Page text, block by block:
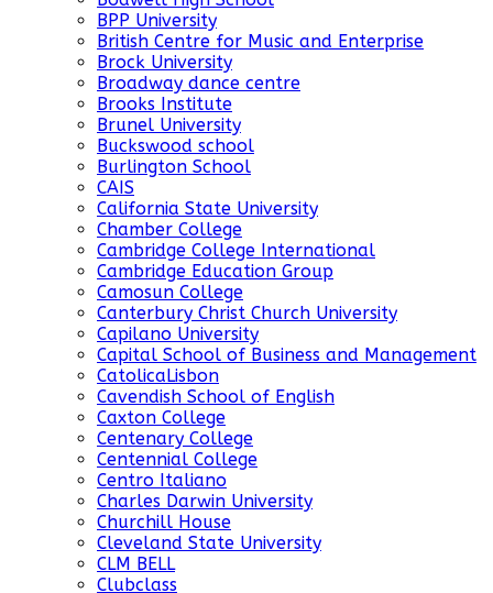
BPP University
British Centre for Music and Enterprise
Brock University
Broadway dance centre
Brooks Institute
Brunel University
Buckswood school
Burlington School
CAIS
California State University
Chamber College
Cambridge College International
Cambridge Education Group
Camosun College
Canterbury Christ Church University
Capilano University
Capital School of Business and Management
CatolicaLisbon
Cavendish School of English
Caxton College
Centenary College
Centennial College
Centro Italiano
Charles Darwin University
Churchill House
Cleveland State University
CLM BELL
Clubclass